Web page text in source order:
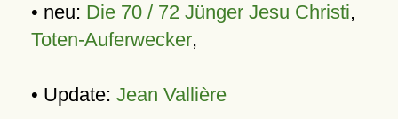
• neu: Die 70 / 72 Jünger Jesu Christi,
Toten-Auferwecker,
• Update: Jean Vallière